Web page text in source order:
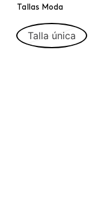
Tallas Moda
Talla única